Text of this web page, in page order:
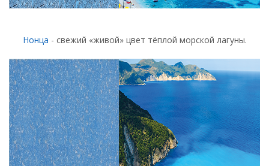
Нонца - свежий «живой» цвет тёплой морской лагуны.